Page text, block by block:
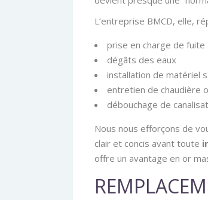
L’entreprise BMCD, elle,
prise en charge de fuite
dégâts des eaux
installation de matériel
entretien de chaudière
débouchage de
Nous nous efforçons de
clair et concis avant toute
offre un avantage en or